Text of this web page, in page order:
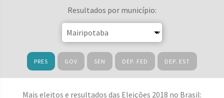
Resultados por município:
PRES GOV SEN DEP. FED DEP. EST
Mais eleitos e resultados das Eleições 2018 no Brasil: